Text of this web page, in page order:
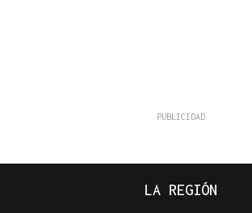
LA REGIÓN